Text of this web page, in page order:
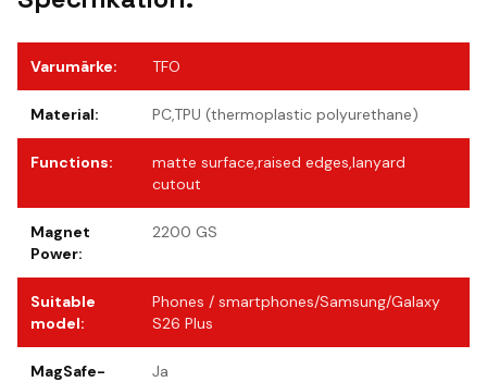
Varumärke: TFO
Material: PC,TPU (thermoplastic polyurethane)
Functions:
matte surface,raised edges,lanyard
cutout
Magnet
Power:
2200 GS
Suitable
model:
Phones / smartphones/Samsung/Galaxy
S26 Plus
MagSafe-
Ja